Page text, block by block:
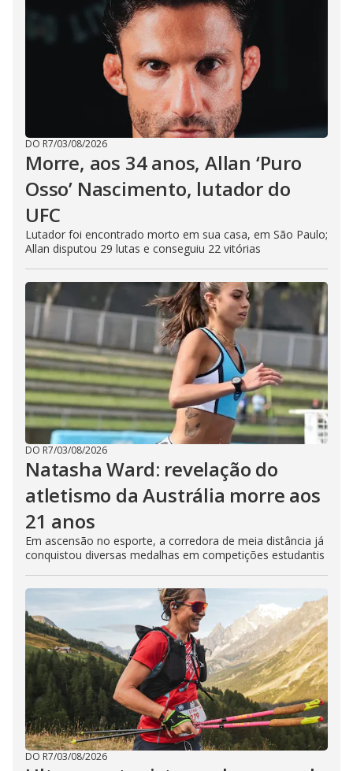
DO R7/03/08/2026
Morre, aos 34 anos, Allan ‘Puro
Osso’ Nascimento, lutador do
UFC
Lutador foi encontrado morto em sua casa, em São Paulo;
Allan disputou 29 lutas e conseguiu 22 vitórias
DO R7/03/08/2026
Natasha Ward: revelação do
atletismo da Austrália morre aos
21 anos
Em ascensão no esporte, a corredora de meia distância já
conquistou diversas medalhas em competições estudantis
DO R7/03/08/2026